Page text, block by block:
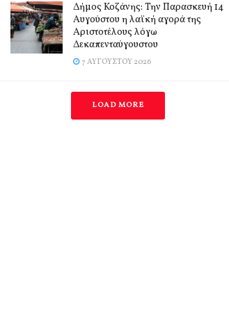
Δήμος Κοζάνης: Την Παρασκευή 14
Αυγούστου η λαϊκή αγορά της
Αριστοτέλους λόγω
Δεκαπενταύγουστου
7 ΑΥΓΟΎΣΤΟΥ 2026
LOAD MORE